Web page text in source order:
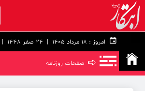
امروز : 24 صفر 1448 | 9 August 2026
➪ صفحات روزنامه